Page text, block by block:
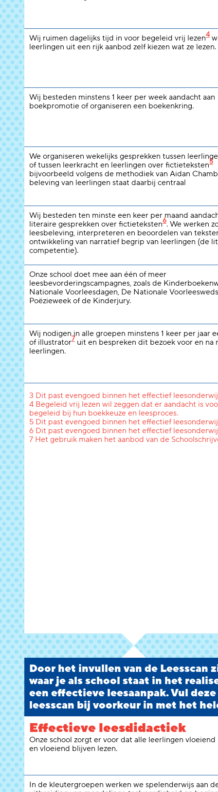
Wij ruimen dagelijks tijd in voor begeleid vrij lezen4
leerlingen uit een rijk aanbod zelf kiezen wat ze lezen.
Wij besteden minstens 1 keer per week aandacht aan
boekpromotie of organiseren een boekenkring.
We organiseren wekelijks gesprekken tussen
of tussen leerkracht en leerlingen over fictieteksten5
bijvoorbeeld volgens de methodiek van Aidan
beleving van leerlingen staat daarbij centraal
Wij besteden ten minste een keer per maand
literaire gesprekken over fictieteksten6. We werken
leesbeleving, interpreteren en beoordelen van
ontwikkeling van narratief begrip van leerlingen (de
competentie).
Onze school doet mee aan één of meer
leesbevorderingscampagnes, zoals de
Nationale Voorleesdagen, De Nationale
Poëzieweek of de Kinderjury.
Wij nodigen in alle groepen minstens 1 keer per jaar
of illustrator7 uit en bespreken dit bezoek voor en na
leerlingen.
3 Dit past evengoed binnen het effectief
4 Begeleid vrij lezen wil zeggen dat er aandacht is
begeleid bij hun boekkeuze en leesproces.
5 Dit past evengoed binnen het effectief
6 Dit past evengoed binnen het effectief
7 Het gebruik maken het aanbod van de
Door het invullen van de Leesscan
waar je als school staat in het
een effectieve leesaanpak. Vul deze
leesscan bij voorkeur in met het
Effectieve leesdidactiek
Onze school zorgt er voor dat alle leerlingen vloeiend
en vloeiend blijven lezen.
In de kleutergroepen werken we spelenderwijs aan